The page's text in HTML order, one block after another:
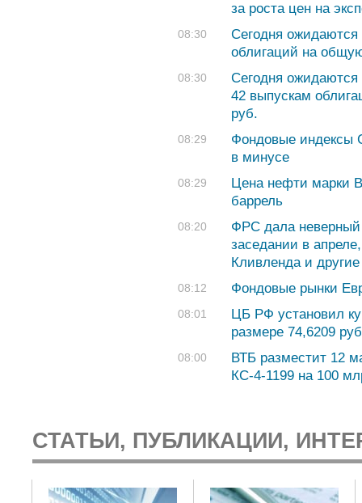
за роста цен на
08:30
Сегодня
облигаций на
08:30
Сегодня
42 выпускам
руб.
08:29
Фондовые индексы
в минусе
08:29
Цена нефти марки
баррель
08:20
ФРС дала неверный
заседании в
Кливленда и другие
08:12 Фондовые рынки
08:01
ЦБ РФ установил
размере 74,6209
08:00
ВТБ разместит 12
КС-4-1199 на 100
СТАТЬИ, ПУБЛИКАЦИИ,